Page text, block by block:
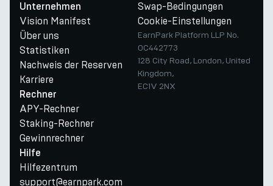
Unternehmen
Vision Manifest
Über uns
Statistiken
Nachweis der Reserven
Karriere
Rechner
APY-Rechner
Staking-Rechner
Gewinnrechner
Hilfe
Hilfezentrum
support@earnpark.com
Swap-Bedingungen
Cookie-Einstellungen
EarnPark Platform LLP No.
OC442773
128 City Road, London, United
Kingdom,
EC1V 2NX